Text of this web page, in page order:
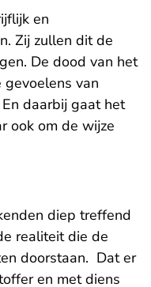
en
Zij zullen dit de
De dood van het
van
daarbij gaat het
ook om de wijze
diep treffend
realiteit die de
doorstaan. Dat er
en met diens